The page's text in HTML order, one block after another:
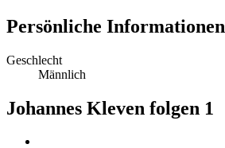
Persönliche Informationen
Geschlecht
Männlich
Johannes Kleven folgen 1